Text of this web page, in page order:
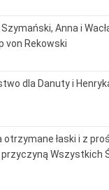
Anna i
von Rekowski
dla Danuty i
łaski i z
przyczyną Wszystkich